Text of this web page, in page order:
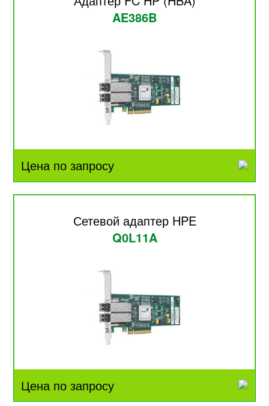
AE386B
Цена по запросу
Сетевой адаптер HPE
Q0L11A
Цена по запросу